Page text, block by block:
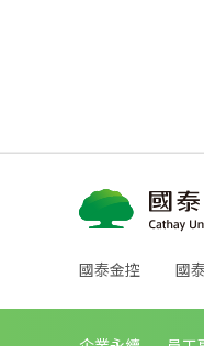
國泰金控 國